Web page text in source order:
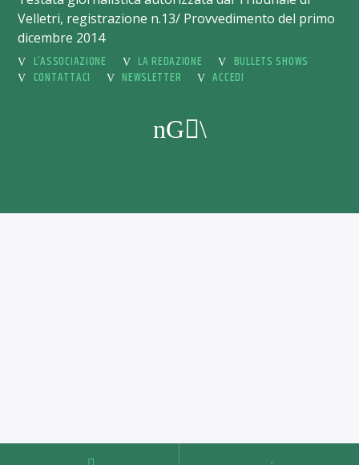
Velletri, registrazione n.13/ Provvedimento del primo
dicembre 2014
L’ASSOCIAZIONE
LA REDAZIONE
BULLETS SHOWS
CONTATTACI
NEWSLETTER ACCEDI